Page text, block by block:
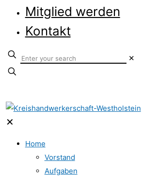
Mitglied werden
Kontakt
✕
✕
Home
Vorstand
Aufgaben